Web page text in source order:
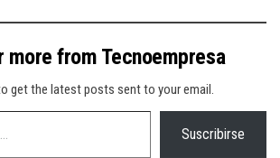
more from Tecnoempresa
get the latest posts sent to your email.
Suscribirse